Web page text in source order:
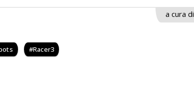
a cura di
Racer3